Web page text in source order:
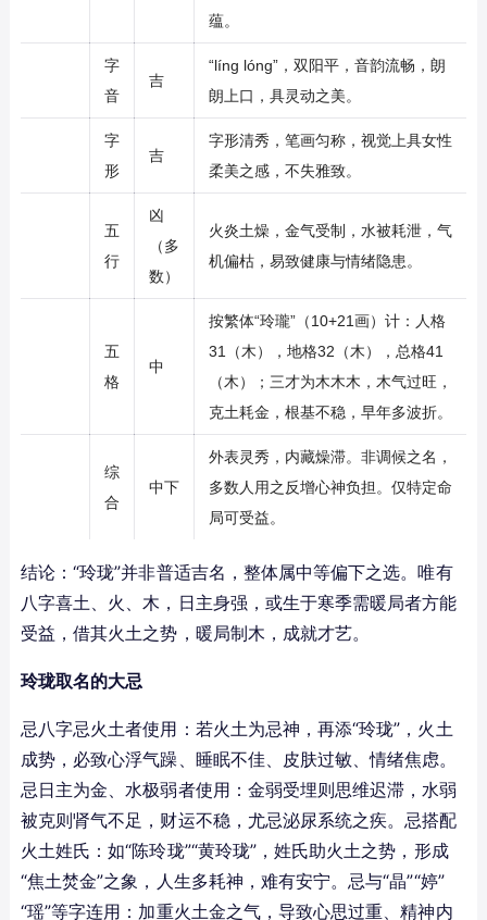
蕴。
字
音
吉
“líng lóng”，双阳平，音韵流畅，朗
朗上口，具灵动之美。
字
形
吉
字形清秀，笔画匀称，视觉上具女性
柔美之感，不失雅致。
五
行
凶
（多
数）
火炎土燥，金气受制，水被耗泄，气
机偏枯，易致健康与情绪隐患。
五
格
中
按繁体“玲瓏”（10+21画）计：人格
31（木），地格32（木），总格41
（木）；三才为木木木，木气过旺，
克土耗金，根基不稳，早年多波折。
综
合
中下
外表灵秀，内藏燥滞。非调候之名，
多数人用之反增心神负担。仅特定命
局可受益。
结论：“玲珑”并非普适吉名，整体属中等偏下之选。唯有
八字喜土、火、木，日主身强，或生于寒季需暖局者方能
受益，借其火土之势，暖局制木，成就才艺。
玲珑取名的大忌
忌八字忌火土者使用：若火土为忌神，再添“玲珑”，火土
成势，必致心浮气躁、睡眠不佳、皮肤过敏、情绪焦虑。
忌日主为金、水极弱者使用：金弱受埋则思维迟滞，水弱
被克则肾气不足，财运不稳，尤忌泌尿系统之疾。忌搭配
火土姓氏：如“陈玲珑”“黄玲珑”，姓氏助火土之势，形成
“焦土焚金”之象，人生多耗神，难有安宁。忌与“晶”“婷”
“瑶”等字连用：加重火土金之气，导致心思过重、精神内